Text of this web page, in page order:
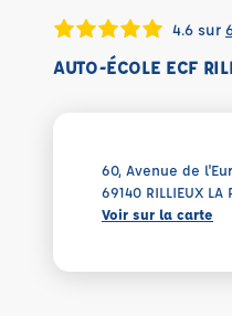
4.6 sur
AUTO-ÉCOLE ECF
60, Avenue de
69140 RILLIEUX LA
Voir sur la carte